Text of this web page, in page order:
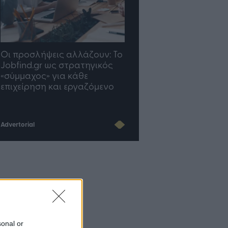
or
TP Greece: Πώς
διαμορφώνεται το μέλλον
του Insurance στην εποχή
του AI
Advertorial